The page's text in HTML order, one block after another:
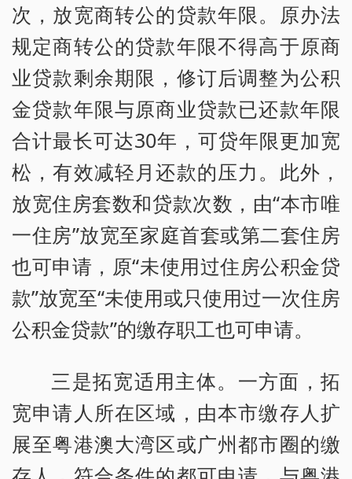
次，放宽商转公的贷款年限。原办法
规定商转公的贷款年限不得高于原商
业贷款剩余期限，修订后调整为公积
金贷款年限与原商业贷款已还款年限
合计最长可达30年，可贷年限更加宽
松，有效减轻月还款的压力。此外，
放宽住房套数和贷款次数，由“本市唯
一住房”放宽至家庭首套或第二套住房
也可申请，原“未使用过住房公积金贷
款”放宽至“未使用或只使用过一次住房
公积金贷款”的缴存职工也可申请。
三是拓宽适用主体。一方面，拓
宽申请人所在区域，由本市缴存人扩
展至粤港澳大湾区或广州都市圈的缴